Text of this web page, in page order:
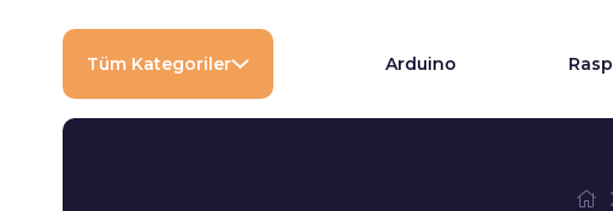
Tüm Kategoriler Arduino